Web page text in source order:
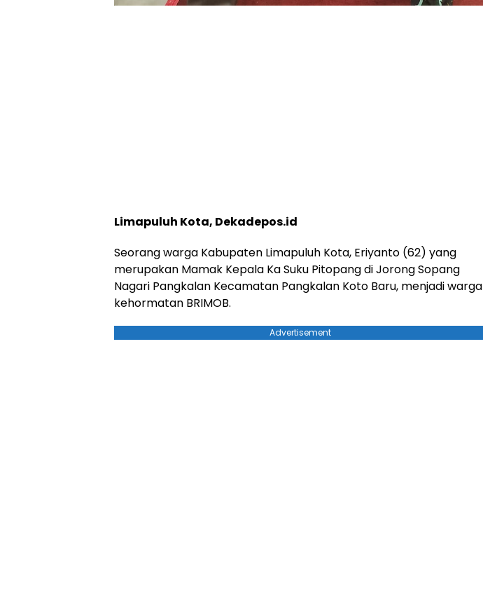
Limapuluh Kota, Dekadepos.id
Seorang warga Kabupaten Limapuluh Kota, Eriyanto (62) yang
merupakan Mamak Kepala Ka Suku Pitopang di Jorong Sopang
Nagari Pangkalan Kecamatan Pangkalan Koto Baru, menjadi warga
kehormatan BRIMOB.
Advertisement